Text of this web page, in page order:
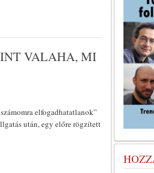
VALAHA, MI
elfogadhatatlanok”
után, egy előre rögzített